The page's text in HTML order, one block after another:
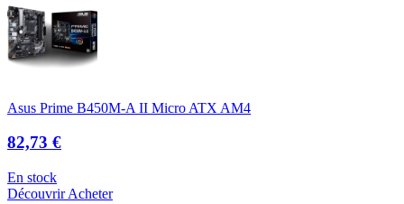
Asus Prime B450M-A II Micro ATX AM4
82,73 €
En stock
DécouvrirAcheter